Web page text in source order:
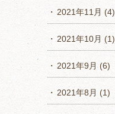
2021年11月 (4)
2021年10月 (1)
2021年9月 (6)
2021年8月 (1)